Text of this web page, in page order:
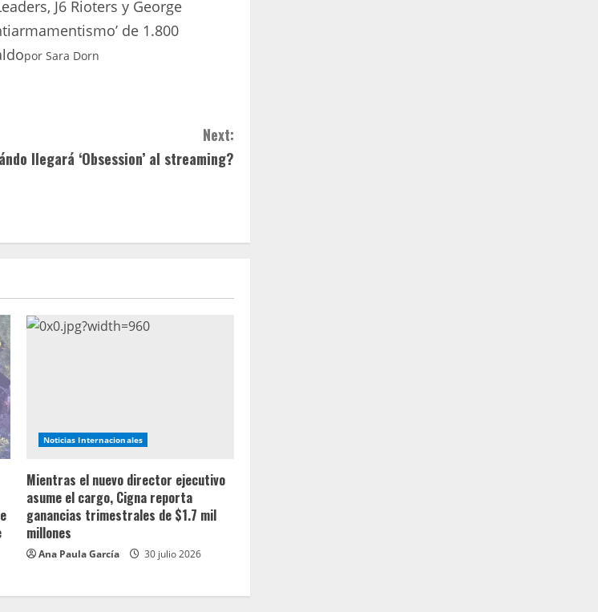
J6 Rioters y George
de 1.800
por Sara Dorn
Next:
llegará ‘Obsession’ al streaming?
Noticias Internacionales
Mientras el nuevo director ejecutivo
asume el cargo, Cigna reporta
ganancias trimestrales de $1.7 mil
millones
Ana Paula García 30 julio 2026